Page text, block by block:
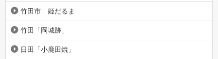
竹田市 姫だるま
竹田「岡城跡」
日田「小鹿田焼」